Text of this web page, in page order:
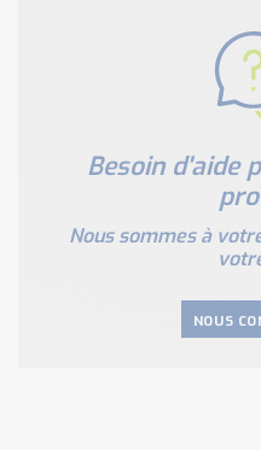
Besoin d'aide
Nous sommes à
NOUS